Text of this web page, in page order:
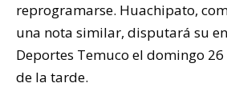
reprogramarse. Huachipato,
una nota similar, disputará su
Deportes Temuco el domingo 26
de la tarde.